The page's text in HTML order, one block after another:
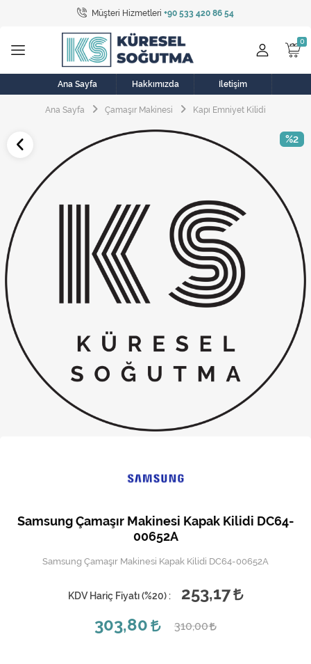
Müşteri Hizmetleri +90 533 420 86 54
Tüm Kategoriler
Bulaşık Makinesi
Buzdolabı
Çamaşır Kurutma Makinesi
Elektrikli Aksamlar
Elektrikli Süpürge
Fan
Fırın, Ocak ve Aspiratör
Klima
Kombi
Musluk
Soğutma Sistemleri
Şofben ve Termosifon
Ana Sayfa Hakkımızda İletişim
Ana Sayfa Çamaşır Makinesi Kapı Emniyet Kilidi
%2
Samsung Çamaşır Makinesi Kapak Kilidi DC64-
00652A
Samsung Çamaşır Makinesi Kapak Kilidi DC64-00652A
KDV Hariç Fiyatı (%20) :
253,17
303,80
310,00